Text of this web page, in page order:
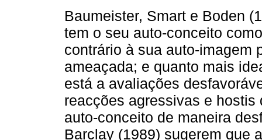
Baumeister, Smart e Boden
tem o seu auto-conceito
contrário à sua auto-imagem
ameaçada; e quanto mais
está a avaliações
reacções agressivas e
auto-conceito de maneira
Barclay (1989) sugerem que